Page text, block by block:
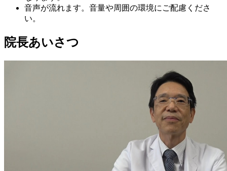
音声が流れます。音量や周囲の環境にご配慮くださ
い。
院長あいさつ